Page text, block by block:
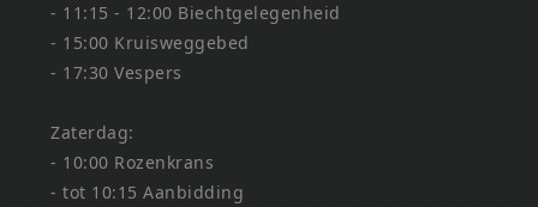
- 11:15 - 12:00 Biechtgelegenheid
- 15:00 Kruisweggebed
- 17:30 Vespers
Zaterdag:
- 10:00 Rozenkrans
- tot 10:15 Aanbidding